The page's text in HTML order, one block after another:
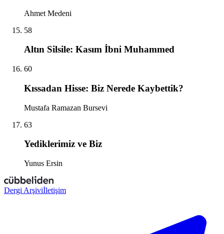
Ahmet Medeni
58
Altın Silsile: Kasım İbni Muhammed
60
Kıssadan Hisse: Biz Nerede Kaybettik?
Mustafa Ramazan Bursevi
63
Yediklerimiz ve Biz
Yunus Ersin
Dergi Arşiviİletişim